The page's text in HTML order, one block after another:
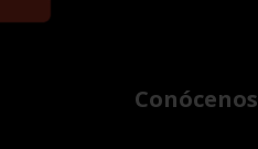
Conócenos